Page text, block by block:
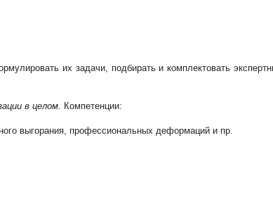
их задачи, подбирать и комплектовать
в целом. Компетенции:
выгорания, профессиональных деформаций и пр.